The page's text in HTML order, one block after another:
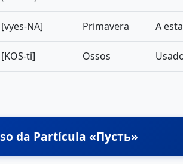
[vyes-NA] Primavera A
[KOS-ti] Ossos
da Partícula «Пусть»